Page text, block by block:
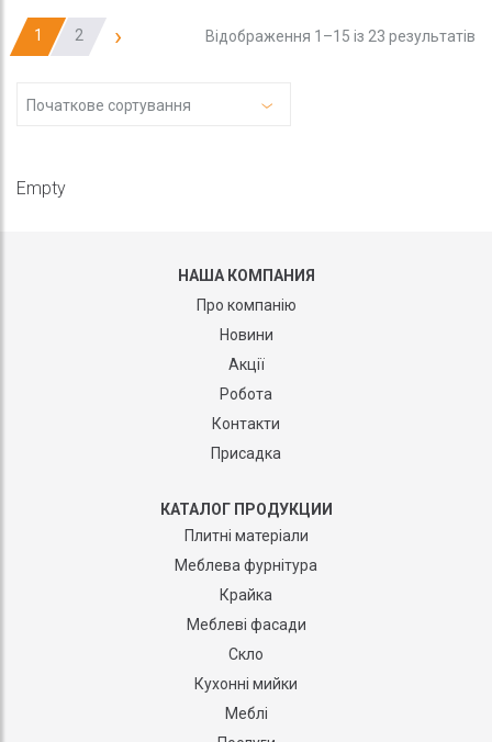
1 2 › Відображення 1–15 із 23 результатів
Початкове сортування
Empty
НАША КОМПАНИЯ
Про компанію
Новини
Акції
Робота
Контакти
Присадка
КАТАЛОГ ПРОДУКЦИИ
Плитні матеріали
Меблева фурнітура
Крайка
Меблеві фасади
Скло
Кухонні мийки
Меблі